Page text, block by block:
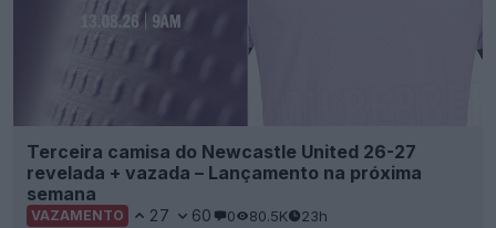
Terceira camisa do Newcastle United 26-27
revelada + vazada – Lançamento na próxima
semana
VAZAMENTO 27 60 0 80.5K 23h